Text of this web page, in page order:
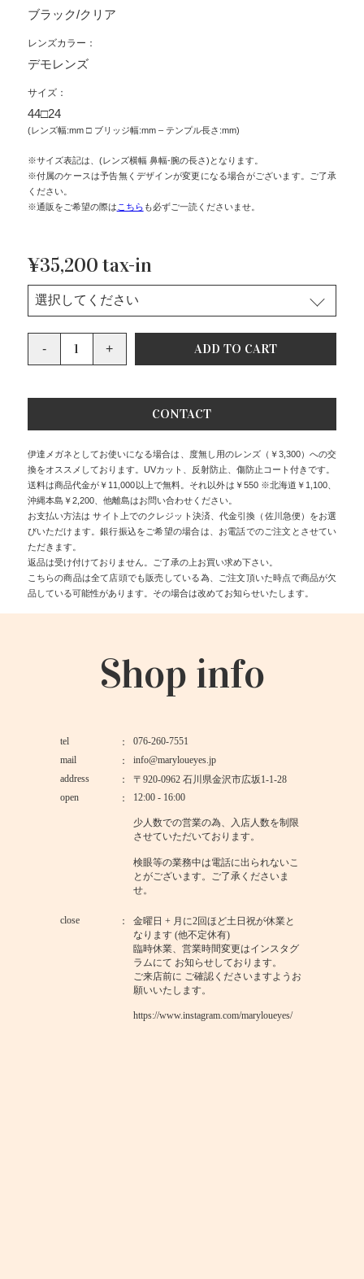
ブラック/クリア
レンズカラー：
デモレンズ
サイズ：
44□24
(レンズ幅:mm □ ブリッジ幅:mm – テンプル長さ:mm)
※サイズ表記は、(レンズ横幅 鼻幅-腕の長さ)となります。
※付属のケースは予告無くデザインが変更になる場合がございます。ご了承
ください。
※通販をご希望の際は こちら も必ずご一読くださいませ。
¥35,200 tax-in
CONTACT
伊達メガネとしてお使いになる場合は、度無し用のレンズ（￥3,300）への交
換をオススメしております。UVカット、反射防止、傷防止コート付きです。
送料は商品代金が￥11,000以上で無料。それ以外は￥550 ※北海道￥1,100、
沖縄本島￥2,200、他離島はお問い合わせください。
お支払い方法は サイト上でのクレジット決済、代金引換（佐川急便）をお選
びいただけます。銀行振込をご希望の場合は、お電話でのご注文とさせてい
ただきます。
返品は受け付けておりません。ご了承の上お買い求め下さい。
こちらの商品は全て店頭でも販売している為、ご注文頂いた時点で商品が欠
品している可能性があります。その場合は改めてお知らせいたします。
Shop info
tel
076-260-7551
mail
info@maryloueyes.jp
address
〒920-0962 石川県金沢市広坂1-1-28
open
12:00 - 16:00
少人数での営業の為、入店人数を制限
させていただいております。
検眼等の業務中は電話に出られないこ
とがございます。ご了承くださいま
せ。
close
金曜日 + 月に2回ほど土日祝が休業と
なります (他不定休有)
臨時休業、営業時間変更はインスタグ
ラムにて お知らせしております。
ご来店前に ご確認くださいますようお
願いいたします。
https://www.instagram.com/maryloueyes/